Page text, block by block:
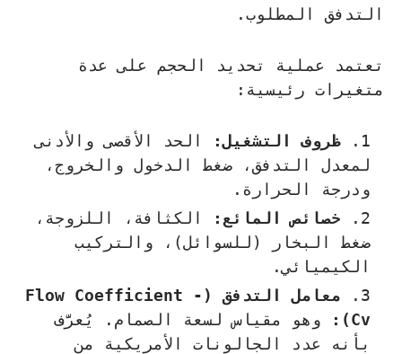
التدفق المطلوب.
تعتمد عملية تحديد الحجم على عدة
متغيرات رئيسية:
ظروف التشغيل:
الحد الأقصى والأدنى
لمعدل التدفق، ضغط الدخول والخروج،
ودرجة الحرارة.
خصائص المائع:
الكثافة، اللزوجة،
ضغط البخار (للسوائل)، والتركيب
الكيميائي.
معامل التدفق (Flow Coefficient -
Cv):
وهو مقياس لسعة الصمام. يُعرَّف
بأنه عدد الجالونات الأمريكية من